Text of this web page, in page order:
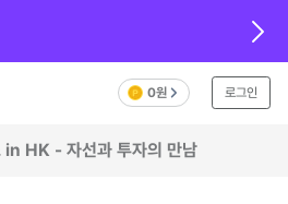
0원 로그인
HK - 자선과 투자의 만남